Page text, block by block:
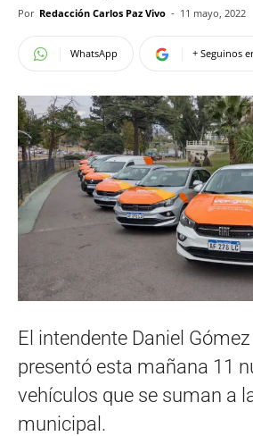
Por Redacción Carlos Paz Vivo - 11 mayo, 2022
WhatsApp + Seguinos
El intendente Daniel
presentó esta mañana 11
vehículos que se suman a
municipal.